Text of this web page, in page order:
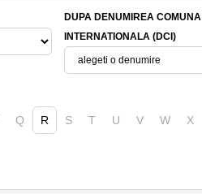
DUPA DENUMIREA COMUNA
INTERNATIONALA (DCI)
Q R S T U V W X